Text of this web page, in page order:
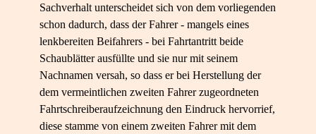
Sachverhalt unterscheidet sich von dem vorliegenden
schon dadurch, dass der Fahrer - mangels eines
lenkbereiten Beifahrers - bei Fahrtantritt beide
Schaublätter ausfüllte und sie nur mit seinem
Nachnamen versah, so dass er bei Herstellung der
dem vermeintlichen zweiten Fahrer zugeordneten
Fahrtschreiberaufzeichnung den Eindruck hervorrief,
diese stamme von einem zweiten Fahrer mit dem